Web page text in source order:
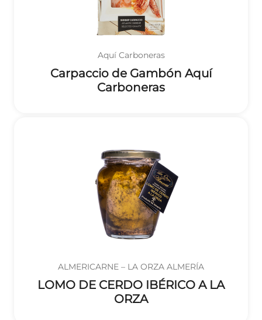
Aquí Carboneras
Carpaccio de Gambón Aquí
Carboneras
ALMERICARNE – LA ORZA ALMERÍA
LOMO DE CERDO IBÉRICO A LA
ORZA